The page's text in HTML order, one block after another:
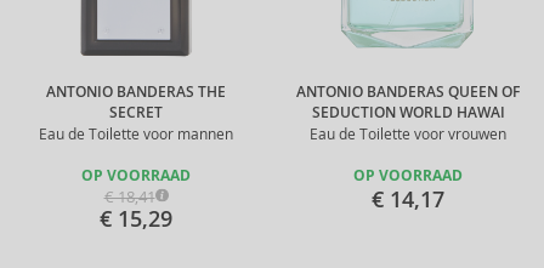
ANTONIO BANDERAS THE
SECRET
Eau de Toilette voor mannen
OP VOORRAAD
€ 18,41
€ 15,29
ANTONIO BANDERAS QUEEN OF
SEDUCTION WORLD HAWAI
Eau de Toilette voor vrouwen
OP VOORRAAD
€ 14,17